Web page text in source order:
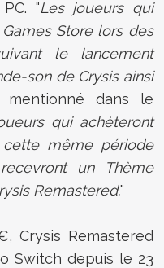
"Les joueurs qui
Store lors des
le lancement
son de Crysis ainsi
dans le
qui achèteront
cette même période
un Thème
Remastered."
Crysis Remastered
Switch depuis le 23